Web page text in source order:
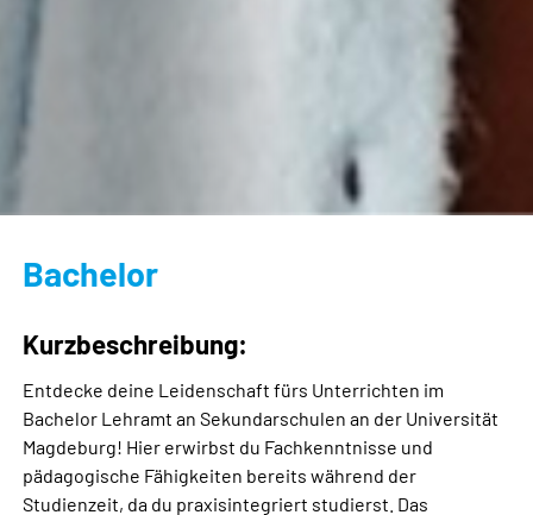
Bachelor
Kurzbeschreibung:
Entdecke deine Leidenschaft fürs Unterrichten im
Bachelor Lehramt an Sekundarschulen an der Universität
Magdeburg! Hier erwirbst du Fachkenntnisse und
pädagogische Fähigkeiten bereits während der
Studienzeit, da du praxisintegriert studierst. Das